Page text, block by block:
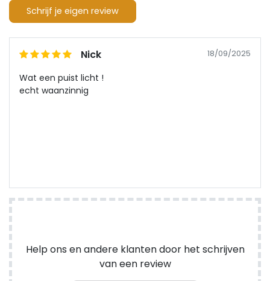
Schrijf je eigen review
Nick 18/09/2025
Wat een puist licht !
echt waanzinnig
Help ons en andere klanten door het schrijven
van een review